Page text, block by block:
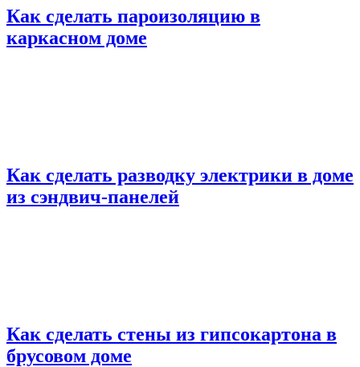
Как сделать пароизоляцию в
каркасном доме
Как сделать разводку электрики в доме
из сэндвич-панелей
Как сделать стены из гипсокартона в
брусовом доме